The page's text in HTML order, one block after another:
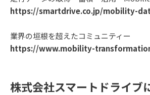
https://smartdrive.co.jp/mobility-
業界の垣根を超えたコミュニティー
https://www.mobility-
株式会社スマートドライブ